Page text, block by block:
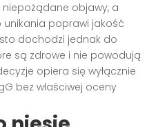
niepożądane objawy, a
poprawi jakość
dochodzi jednak do
są zdrowe i nie powodują
opiera się wyłącznie
bez właściwej oceny